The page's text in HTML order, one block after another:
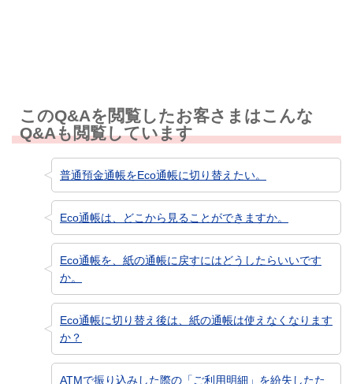
このQ&Aを閲覧したお客さまはこんな
Q&Aも閲覧しています
普通預金通帳をEco通帳に切り替えたい。
Eco通帳は、どこから見ることができますか。
Eco通帳を、紙の通帳に戻すにはどうしたらいいです
か。
Eco通帳に切り替え後は、紙の通帳は使えなくなります
か？
ATMで振り込みした際の「ご利用明細」を紛失したた